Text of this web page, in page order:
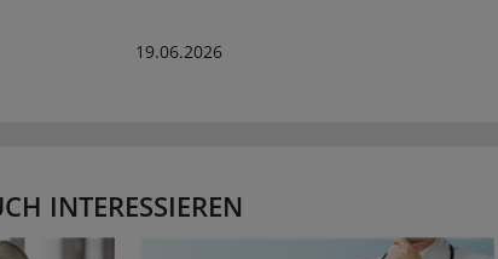
19.06.2026
INTERESSIEREN